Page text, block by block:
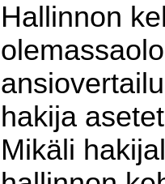
Hallinnon
hakija
Mikäli